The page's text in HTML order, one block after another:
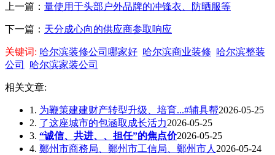
上一篇： 量使用于头部户外品牌的冲锋衣、防晒服等
下一篇： 天分成心向的供应商参取响应
关键词: 哈尔滨装修公司哪家好 哈尔滨商业装修 哈尔滨整装
公司
哈尔滨家装公司
相关文章:
1. 为鞭策建建财产转型升级、培育...#辅具帮2026-05-25
2. 了这座城市的包涵取成长活力2026-05-25
3. “诚信、共进、、担任”的焦点价2026-05-25
4. 鄭州市商務局、鄭州市工信局、鄭州市人 2026-05-24